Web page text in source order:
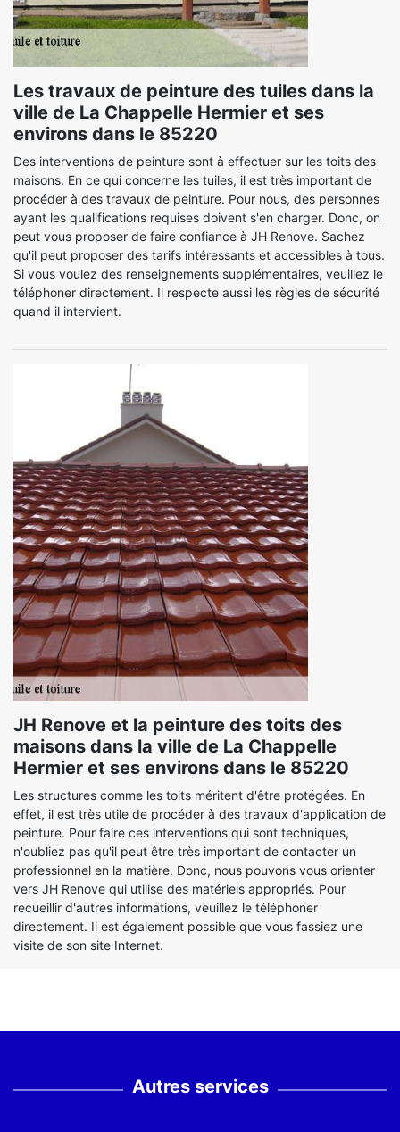
Les travaux de peinture des tuiles dans la
ville de La Chappelle Hermier et ses
environs dans le 85220
Des interventions de peinture sont à effectuer sur les toits des
maisons. En ce qui concerne les tuiles, il est très important de
procéder à des travaux de peinture. Pour nous, des personnes
ayant les qualifications requises doivent s'en charger. Donc, on
peut vous proposer de faire confiance à JH Renove. Sachez
qu'il peut proposer des tarifs intéressants et accessibles à tous.
Si vous voulez des renseignements supplémentaires, veuillez le
téléphoner directement. Il respecte aussi les règles de sécurité
quand il intervient.
JH Renove et la peinture des toits des
maisons dans la ville de La Chappelle
Hermier et ses environs dans le 85220
Les structures comme les toits méritent d'être protégées. En
effet, il est très utile de procéder à des travaux d'application de
peinture. Pour faire ces interventions qui sont techniques,
n'oubliez pas qu'il peut être très important de contacter un
professionnel en la matière. Donc, nous pouvons vous orienter
vers JH Renove qui utilise des matériels appropriés. Pour
recueillir d'autres informations, veuillez le téléphoner
directement. Il est également possible que vous fassiez une
visite de son site Internet.
Autres services